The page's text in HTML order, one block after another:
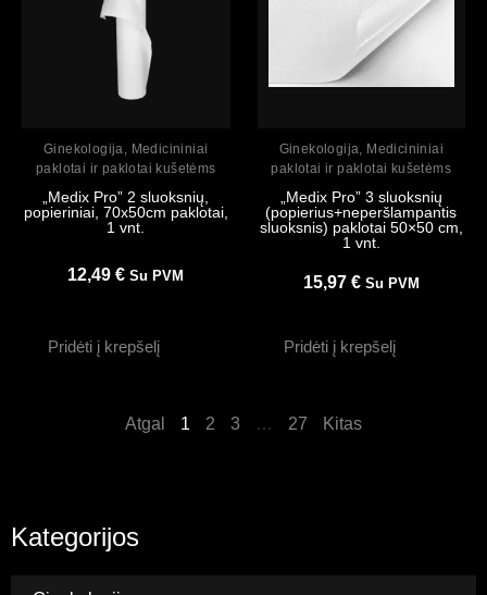
Ginekologija, Medicininiai
paklotai ir paklotai kušetėms
„Medix Pro” 2 sluoksnių,
popieriniai, 70x50cm paklotai,
1 vnt.
12,49€ Su PVM
Pridėti į krepšelį
Ginekologija, Medicininiai
paklotai ir paklotai kušetėms
„Medix Pro” 3 sluoksnių
(popierius+neperšlampantis
sluoksnis) paklotai 50×50 cm,
1 vnt.
15,97 € Su PVM
Pridėti į krepšelį
Atgal 1 2 3 … 27 Kitas
Kategorijos